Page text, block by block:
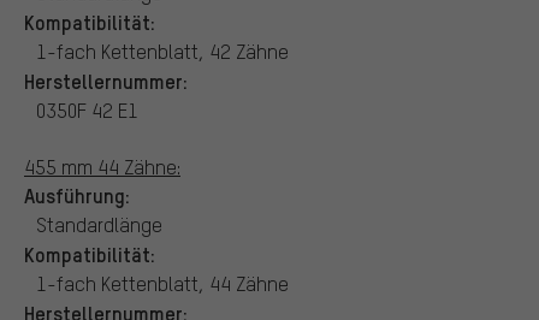
Kompatibilität:
1-fach Kettenblatt, 42 Zähne
Herstellernummer:
0350F 42 E1
455 mm 44 Zähne:
Ausführung:
Standardlänge
Kompatibilität:
1-fach Kettenblatt, 44 Zähne
Herstellernummer: